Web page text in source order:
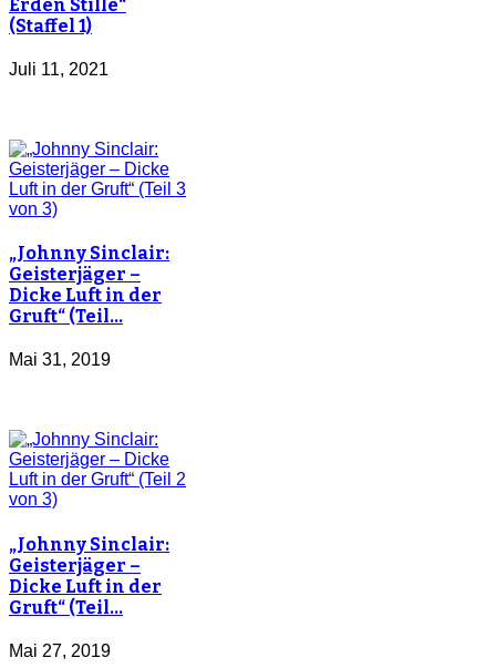
Erden Stille“
(Staffel 1)
Juli 11, 2021
„Johnny Sinclair:
Geisterjäger –
Dicke Luft in der
Gruft“ (Teil…
Mai 31, 2019
„Johnny Sinclair:
Geisterjäger –
Dicke Luft in der
Gruft“ (Teil…
Mai 27, 2019